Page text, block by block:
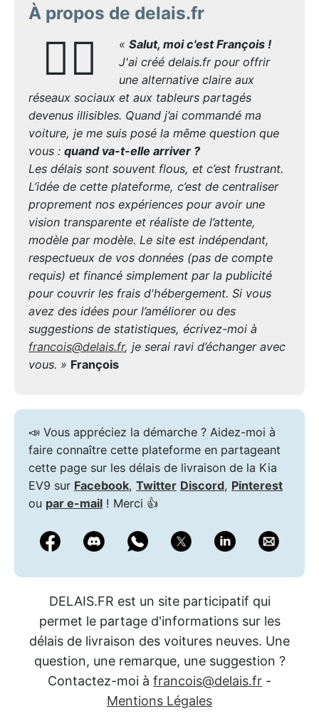
À propos de delais.fr
🙋‍♂️ « Salut, moi c'est François !
J'ai créé delais.fr pour offrir
une alternative claire aux
réseaux sociaux et aux tableurs partagés
devenus illisibles. Quand j’ai commandé ma
voiture, je me suis posé la même question que
vous : quand va-t-elle arriver ?
Les délais sont souvent flous, et c’est frustrant.
L’idée de cette plateforme, c’est de centraliser
proprement nos expériences pour avoir une
vision transparente et réaliste de l’attente,
modèle par modèle. Le site est indépendant,
respectueux de vos données (pas de compte
requis) et financé simplement par la publicité
pour couvrir les frais d'hébergement. Si vous
avez des idées pour l’améliorer ou des
suggestions de statistiques, écrivez-moi à
francois@delais.fr, je serai ravi d’échanger avec
vous. » François
📣 Vous appréciez la démarche ? Aidez-moi à
faire connaître cette plateforme en partageant
cette page sur les délais de livraison de la Kia
EV9 sur Facebook, Twitter Discord, Pinterest
ou par e-mail ! Merci 👍
DELAIS.FR est un site participatif qui
permet le partage d'informations sur les
délais de livraison des voitures neuves. Une
question, une remarque, une suggestion ?
Contactez-moi à francois@delais.fr -
Mentions Légales